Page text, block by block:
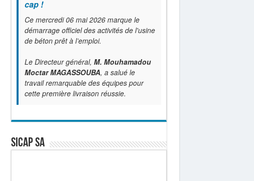
cap !
Ce mercredi 06 mai 2026 marque le
démarrage officiel des activités de l'usine
de béton prêt à l’emploi.
Le Directeur général, M. Mouhamadou
Moctar MAGASSOUBA, a salué le
travail remarquable des équipes pour
cette première livraison réussie.
SICAP SA